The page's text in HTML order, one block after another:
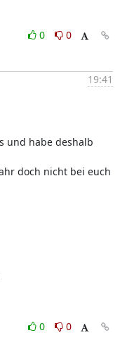
0
0
19:41
und habe deshalb
doch nicht bei euch
0
0